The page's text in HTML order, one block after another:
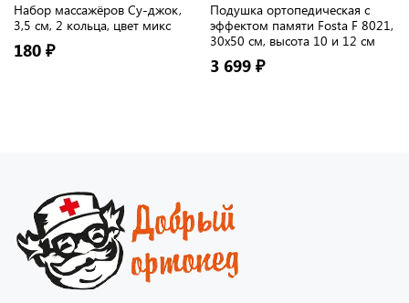
Набор массажёров Су-джок,
3,5 см, 2 кольца, цвет микс
180 ₽
Подушка ортопедическая с
эффектом памяти Fosta F 8021,
30х50 см, высота 10 и 12 см
3 699 ₽